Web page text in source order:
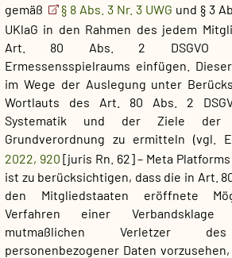
gemäß
§ 8 Abs. 3 Nr. 3 UWG und § 3
UKlaG in den Rahmen des jedem
Art. 80 Abs. 2 DSGVO
Ermessensspielraums einfügen.
im Wege der Auslegung unter
Wortlauts des Art. 80 Abs. 2
Systematik und der Ziele der
Grundverordnung zu ermitteln (vgl.
2022, 920 [juris Rn. 62] – Meta
ist zu berücksichtigen, dass die in Art. 80
den Mitgliedstaaten eröffnete
Verfahren einer
mutmaßlichen Verletzer
personenbezogener Daten